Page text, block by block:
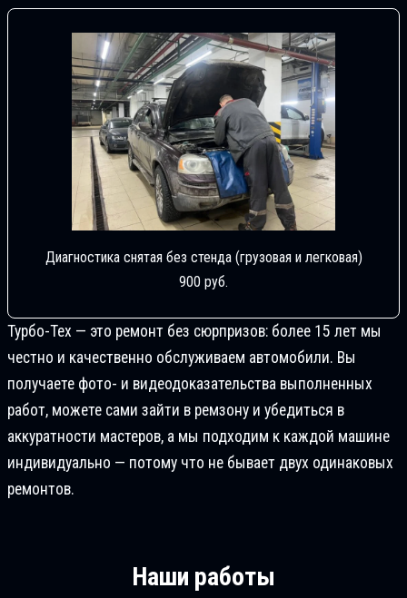
Диагностика снятая без стенда (грузовая и легковая)
900 руб.
Турбо-Тех — это ремонт без сюрпризов: более 15 лет мы
честно и качественно обслуживаем автомобили. Вы
получаете фото- и видеодоказательства выполненных
работ, можете сами зайти в ремзону и убедиться в
аккуратности мастеров, а мы подходим к каждой машине
индивидуально — потому что не бывает двух одинаковых
ремонтов.
Наши работы